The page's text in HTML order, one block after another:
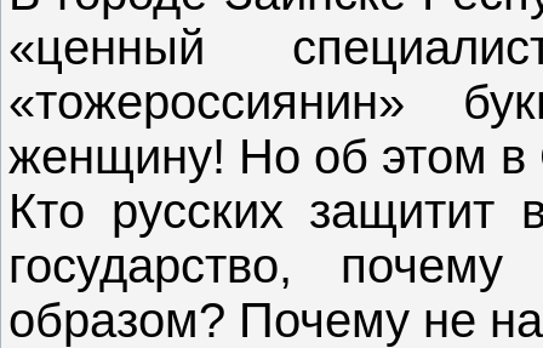
«ценный
«тожероссиянин»
женщину! Но об этом
Кто русских защитит
государство,
образом? Почему не